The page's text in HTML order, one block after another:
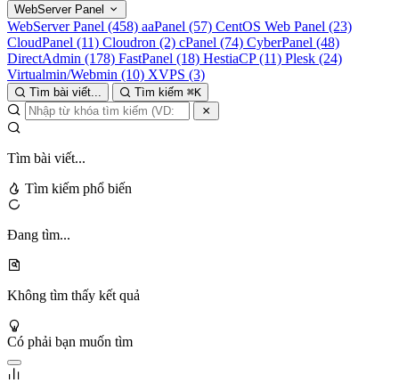
WebServer Panel
WebServer Panel (458) aaPanel (57) CentOS Web Panel (23)
CloudPanel (11) Cloudron (2) cPanel (74) CyberPanel (48)
DirectAdmin (178) FastPanel (18) HestiaCP(11) Plesk (24)
Virtualmin/Webmin (10) XVPS (3)
Tìm bài viết... Tìm kiếm ⌘K
Tìm bài viết...
Tìm kiếm phổ biến
Đang tìm...
Không tìm thấy kết quả
Có phải bạn muốn tìm